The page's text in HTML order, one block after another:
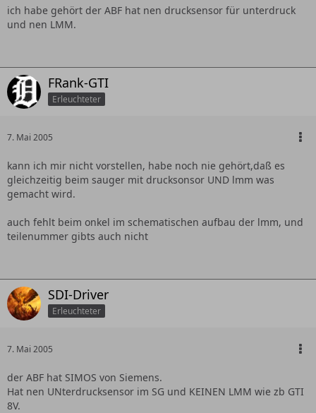
ich habe gehört der ABF hat nen drucksensor für unterdruck
und nen LMM.
FRank-GTI
Erleuchteter
7. Mai 2005
kann ich mir nicht vorstellen, habe noch nie gehört,daß es
gleichzeitig beim sauger mit drucksonsor UND lmm was
gemacht wird.
auch fehlt beim onkel im schematischen aufbau der lmm, und
teilenummer gibts auch nicht
SDI-Driver
Erleuchteter
7. Mai 2005
der ABF hat SIMOS von Siemens.
Hat nen UNterdrucksensor im SG und KEINEN LMM wie zb GTI
8V.